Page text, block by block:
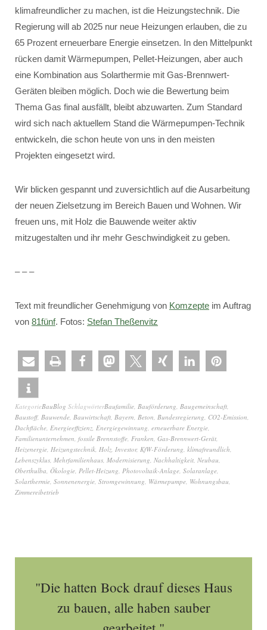
klimafreundlicher zu machen, ist die Heizungstechnik. Die
Regierung will ab 2025 nur neue Heizungen erlauben, die zu
65 Prozent erneuerbare Energie einsetzen. In den Mittelpunkt
rücken damit Wärmepumpen, Pellet-Heizungen, aber auch
eine Kombination aus Solarthermie mit Gas-Brennwert-
Geräten bleiben möglich. Doch wie die Bewertung beim
Thema Gas final ausfällt, bleibt abzuwarten. Zum Standard
wird sich nach aktuellem Stand die Wärmepumpen-Technik
entwickeln, die schon heute von uns in den meisten
Projekten eingesetzt wird.
Wir blicken gespannt und zuversichtlich auf die Ausarbeitung
der neuen Zielsetzung im Bereich Bauen und Wohnen. Wir
freuen uns, mit Holz die Bauwende weiter aktiv
mitzugestalten und ihr mehr Geschwindigkeit zu geben.
– – –
Text mit freundlicher Genehmigung von Komzepte im Auftrag
von 81fünf. Fotos: Stefan Theßenvitz
KategorieBauBlog SchlagwörterBaufamilie, Bauförderung, Baugemeinschaft,
Baustoff, Bauwende, Bauwirtschaft, Bayern, Beton, Bundesregierung, CO2-Emission,
Dachfläche, Energieeffizienz, Energiegewinnung, erneuerbare Energie,
Familienunternehmen, fossile Brennstoffe, Franken, Gas-Brennwert-Gerät,
Heizenergie, Heizungstechnik, Holz, Investor, KfW-Förderung, klimafreundlich,
Lebenszyklus, Mehrfamilienhaus, Modernisierung, Nachhaltigkeit, Neubau,
Oberthulba, Ökologie, Pellet-Heizung, Photovoltaik-Anlage, Solaranlage,
Solarthermie, Sonnenenergie, Stromgewinnung, Wärmepumpe, Wohnungsbau,
Zimmereibetrieb
"Die hatten Bock drauf dieses Haus
zu bauen, alle haben sauber